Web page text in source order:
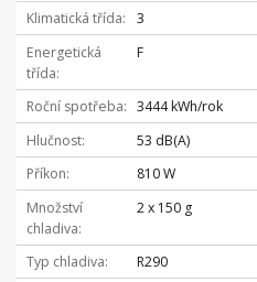
Klimatická třída
3
Energetická
třída
F
Roční spotřeba
3444 kWh/rok
Hlučnost
53 dB(A)
Příkon
810 W
Množství
chladiva
2 x 150 g
Typ chladiva
R290